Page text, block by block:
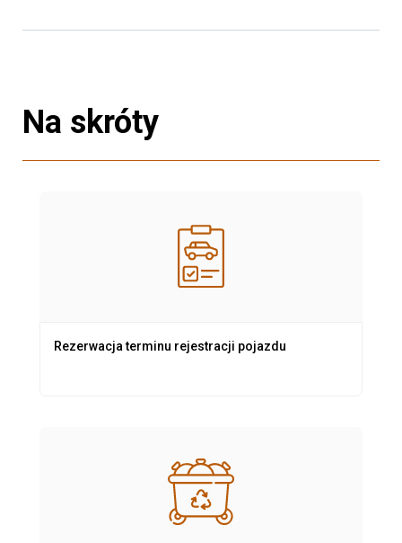
Na skróty
Rezerwacja terminu rejestracji pojazdu